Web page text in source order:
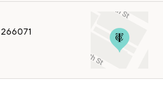
266071